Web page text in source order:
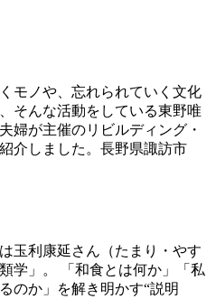
モノや、忘れられていく文化
そんな活動をしている東野唯
婦が主催のリビルディング・
介しました。長野県諏訪市
玉利康延さん（たまり・やす
学」。 「和食とは何か」「私
のか」を解き明かす“説明